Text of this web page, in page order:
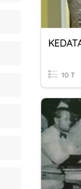
10 T